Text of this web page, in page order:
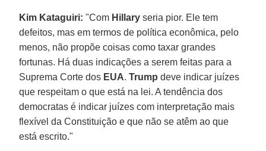
Kim Kataguiri: "Com Hillary seria pior. Ele tem
defeitos, mas em termos de política econômica, pelo
menos, não propõe coisas como taxar grandes
fortunas. Há duas indicações a serem feitas para a
Suprema Corte dos EUA.Trump deve indicar juízes
que respeitam o que está na lei. A tendência dos
democratas é indicar juízes com interpretação mais
flexível da Constituição e que não se atêm ao que
está escrito."